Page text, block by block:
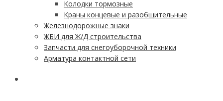
Колодки тормозные
Краны концевые и разобщительные
Железнодорожные знаки
ЖБИ для Ж/Д строительства
Запчасти для снегоуборочной техники
Арматура контактной сети